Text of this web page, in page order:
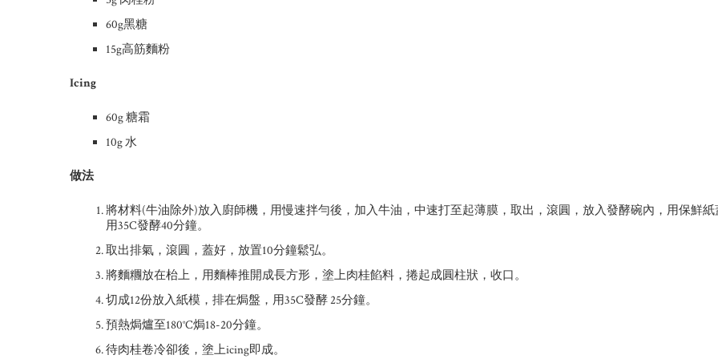
60g黑糖
15g高筋麵粉
Icing
60g 糖霜
10g 水
做法
將材料(牛油除外)放入廚師機，用慢速拌勻後，加入牛油，中速打至起薄膜，取出，滾圓，放入發酵碗內，用保鮮紙
用35C發酵40分鐘。
取出排氣，滾圓，蓋好，放置10分鐘鬆弘。
將麵糰放在枱上，用麵棒推開成長方形，塗上肉桂餡料，捲起成圓柱狀，收口。
切成12份放入紙模，排在焗盤，用35C發酵 25分鐘。
預熱焗爐至180°C焗18-20分鐘。
待肉桂卷冷卻後，塗上icing即成。